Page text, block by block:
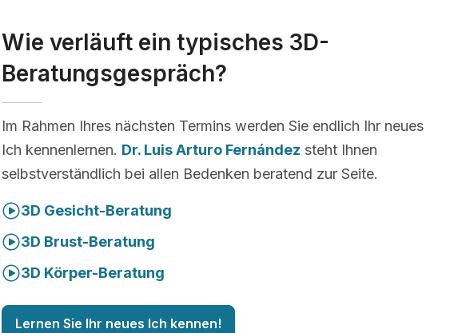
Wie verläuft ein typisches 3D-
Beratungsgespräch?
Im Rahmen Ihres nächsten Termins werden Sie endlich Ihr neues
Ich kennenlernen. Dr. Luis Arturo Fernández steht Ihnen
selbstverständlich bei allen Bedenken beratend zur Seite.
3D Gesicht-Beratung
3D Brust-Beratung
3D Körper-Beratung
Lernen Sie Ihr neues Ich kennen!